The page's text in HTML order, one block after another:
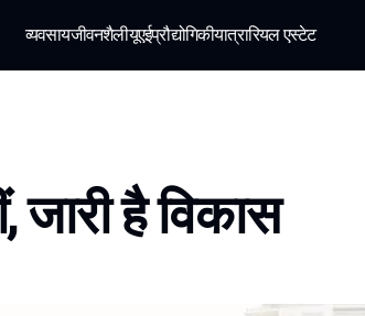
व्यवसायजीवनशैलीयूएईप्रौद्योगिकीयात्रारियल एस्टेट
जारी है विकास